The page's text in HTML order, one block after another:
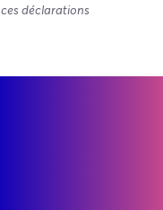
déclarations